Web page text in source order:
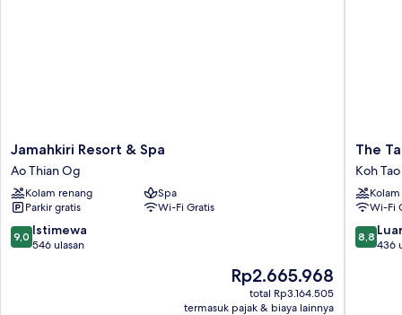
Jamahkiri
Resort
&
Spa
Ao
Thian
Og
Jamahkiri Resort & Spa
Ao Thian Og
Kolam renang
Spa
Parkir gratis
Wi-Fi Gratis
9.0
dari
9,0 Istimewa
546 ulasan
Harga
sekarang
Rp2.665.968
Rp2.665.968
total Rp3.164.505
termasuk pajak & biaya lainnya
The
Tarna
Resort,
Koh
Tao
Koh
Tao
The
Koh Tao
Wi-Fi
8.8
dari
8,8
436